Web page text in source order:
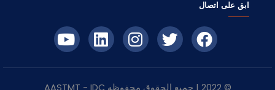
ابق على اتصال
© 2022 | جميع الحقوق محفوظه IDC
- AASTMT